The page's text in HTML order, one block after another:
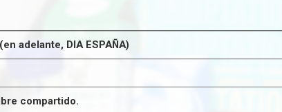
adelante, DIA ESPAÑA)
compartido.